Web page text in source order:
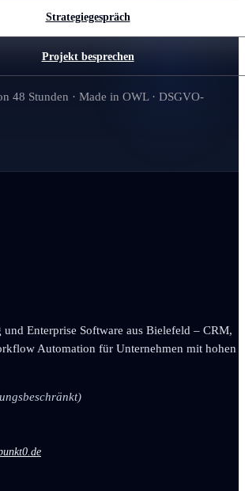
Strategiegespräch
Projekt besprechen
48 Stunden · Made in OWL · DSGVO-
Enterprise Software aus Bielefeld – CRM,
Automation für Unternehmen mit hohen